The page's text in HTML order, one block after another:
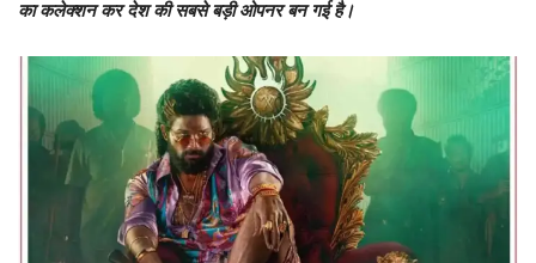
का कलेक्शन कर देश की सबसे बड़ी ओपनर बन गई है।